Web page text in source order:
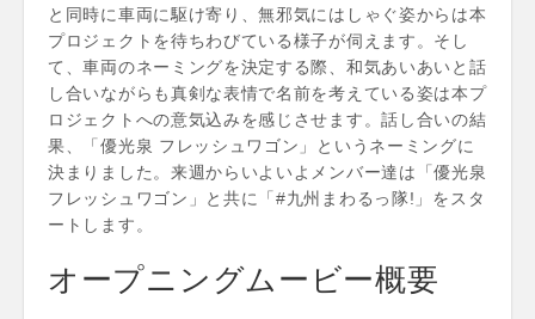
と同時に車両に駆け寄り、無邪気にはしゃぐ姿からは本
プロジェクトを待ちわびている様子が伺えます。そし
て、車両のネーミングを決定する際、和気あいあいと話
し合いながらも真剣な表情で名前を考えている姿は本プ
ロジェクトへの意気込みを感じさせます。話し合いの結
果、「優光泉 フレッシュワゴン」というネーミングに
決まりました。来週からいよいよメンバー達は「優光泉
フレッシュワゴン」と共に「#九州まわるっ隊!」をスタ
ートします。
オープニングムービー概要